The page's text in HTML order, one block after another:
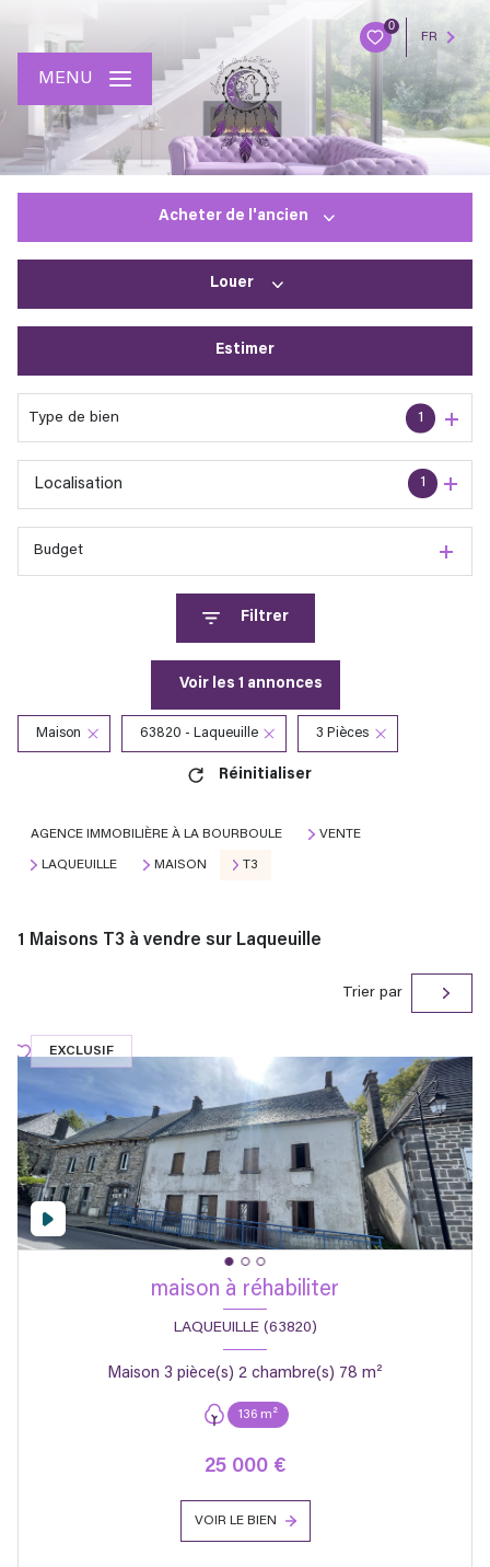
0
FR
MENU
Acheter de l'ancien
Louer
Estimer
Type de bien 1
1
Localisation
Budget
Filtrer
Voir les 1 annonces
Maison 63820 - Laqueuille 3 Pièces
Réinitialiser
AGENCE IMMOBILIÈRE À LA BOURBOULE VENTE
LAQUEUILLE MAISON T3
1 Maisons T3 à vendre sur Laqueuille
Trier par
EXCLUSIF
maison à réhabiliter
LAQUEUILLE (63820)
Maison 3 pièce(s) 2 chambre(s) 78 m²
136 m²
25 000 €
VOIR LE BIEN